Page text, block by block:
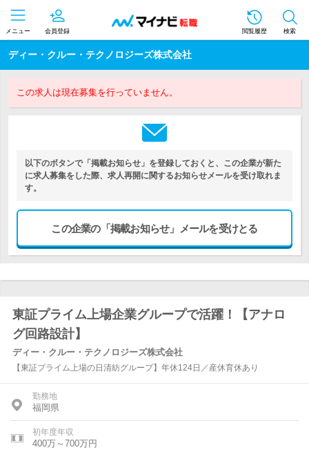
メニュー 会員登録 閲覧履歴 検索
ディー・クルー・テクノロジーズ株式会社
この求人は現在募集を行っていません。
以下のボタンで「掲載お知らせ」を登録しておくと、この企業が新た
に求人募集をした際、求人再開に関するお知らせメールを受け取れま
す。
この企業の「掲載お知らせ」メールを受けとる
東証プライム上場企業グループで活躍！【アナロ
グ回路設計】
ディー・クルー・テクノロジーズ株式会社
【東証プライム上場の日清紡グループ】年休124日／産休育休あり
勤務地
福岡県
初年度年収
400万～700万円